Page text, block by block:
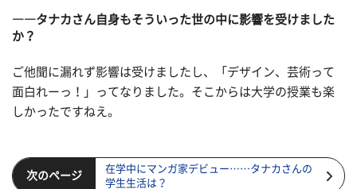
――タナカさん自身もそういった世の中に影響を受けました
か？
ご他聞に漏れず影響は受けましたし、「デザイン、芸術って
面白れーっ！」ってなりました。そこからは大学の授業も楽
しかったですねえ。
次のページ
在学中にマンガ家デビュー……タナカさんの
学生生活は？